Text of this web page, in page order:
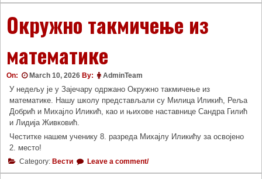
Окружно такмичење из
математике
On: March 10, 2026 By: AdminTeam
У недељу је у Зајечару одржано Окружно такмичење из
математике. Нашу школу представљали су Милица Иликић, Реља
Добрић и Михајло Иликић, као и њихове наставнице Сандра Гилић
и Лидија Живковић.
Честитке нашем ученику 8. разреда Михајлу Иликићу за освојено
2. место!
Category: Вести Leave a comment/